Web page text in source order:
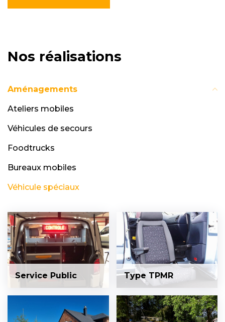
Nos réalisations
Aménagements
Ateliers mobiles
Véhicules de secours
Foodtrucks
Bureaux mobiles
Véhicule spéciaux
Service Public Type TPMR